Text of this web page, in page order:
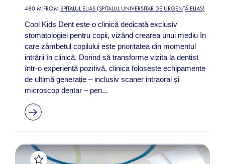
480 M FROM SPITALUL ELIAS (SPITALUL UNIVERSITAR DE URGENȚĂ ELIAS)
Cool Kids Dent este o clinică dedicată exclusiv
stomatologiei pentru copii, vizând crearea unui mediu în
care zâmbetul copilului este prioritatea din momentul
intrării în clinică. Dorind să transforme vizita la dentist
într-o experiență pozitivă, clinica folosește echipamente
de ultimă generație – inclusiv scaner intraoral și
microscop dentar – pen...